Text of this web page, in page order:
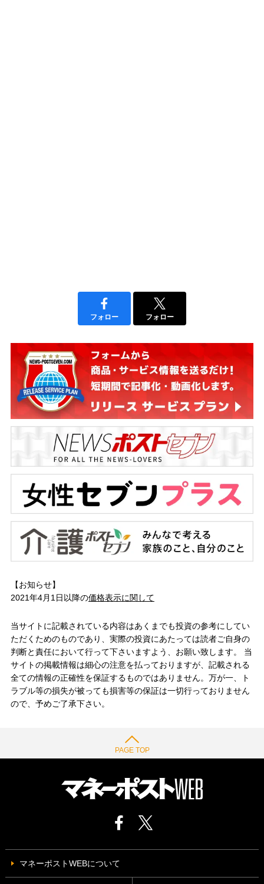
フォロー フォロー
【お知らせ】
2021年4月1日以降の価格表示に関して
当サイトに記載されている内容はあくまでも投資の参考にしてい
ただくためのものであり、実際の投資にあたっては読者ご自身の
判断と責任において行って下さいますよう、お願い致します。 当
サイトの掲載情報は細心の注意を払っておりますが、記載される
全ての情報の正確性を保証するものではありません。万が一、ト
ラブル等の損失が被っても損害等の保証は一切行っておりません
ので、予めご了承下さい。
PAGE TOP
マネーポストWEBについて